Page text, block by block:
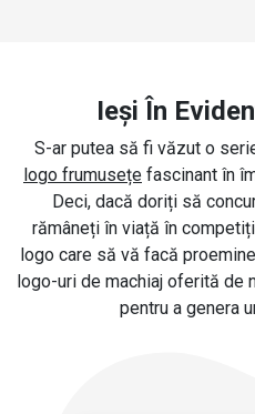
Ieși În
S-ar putea să fi văzut o
logo frumusețe fascinant în
Deci, dacă doriți să
rămâneți în viață în
logo care să vă facă
logo-uri de machiaj oferită de
pentru a genera